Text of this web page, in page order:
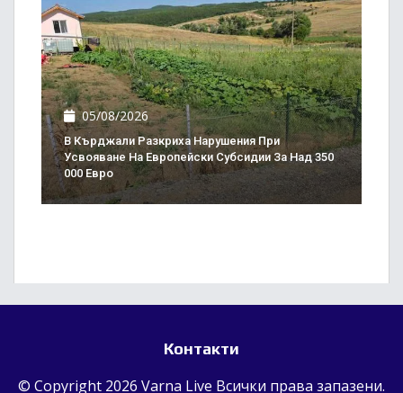
05/08/2026
В Кърджали Разкриха Нарушения При
Усвояване На Европейски Субсидии За Над 350
000 Евро
Контакти
© Copyright 2026 Varna Live Всички права запазени.